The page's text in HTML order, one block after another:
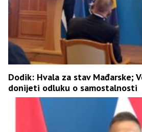
Dodik: Hvala za stav Mađarske;
donijeti odluku o samostalnosti